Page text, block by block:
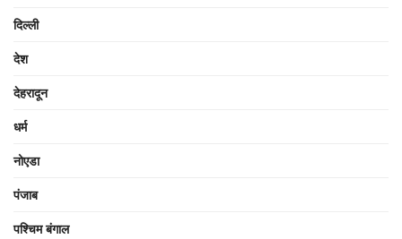
दिल्ली
देश
देहरादून
धर्म
नोएडा
पंजाब
पश्चिम बंगाल